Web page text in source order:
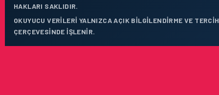
HAKLARI SAKLIDIR.
OKUYUCU VERILERI YALNIZCA AÇIK BILGILENDIRME VE
ÇERÇEVESINDE IŞLENIR.